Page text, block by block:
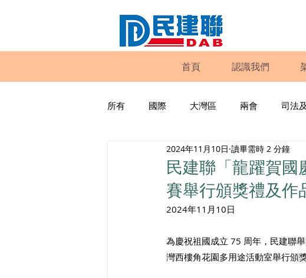
首頁 認識我們
所有 國際 大灣區 兩會 司法
工商專業 家庭
民建聯報告及建議書
議會監察 區議會
民建聯「龍躍賀
賽舉行頒獎禮及作
2024年11月10日 讀畢需時 2 分鐘
2024年11月10日
為慶祝祖國成立 75 周年，民建聯
灣西樓角花園多用途活動室舉行頒